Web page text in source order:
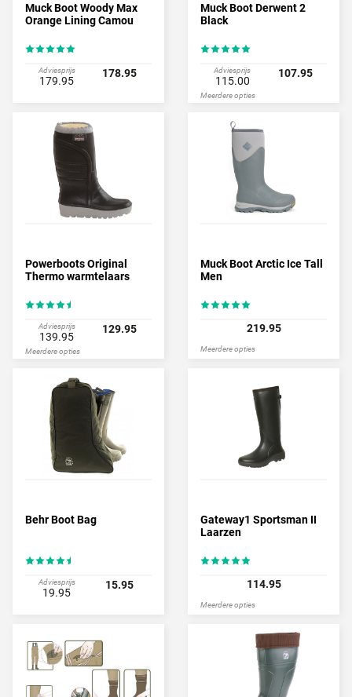
Muck Boot Woody Max
Orange Lining Camou
Adviesprijs
179.95
178.95
Muck Boot Derwent 2
Black
Adviesprijs
115.00
107.95
Meerdere opties
Powerboots Original
Thermo warmtelaars
Adviesprijs
139.95
129.95
Meerdere opties
Muck Boot Arctic Ice Tall
Men
219.95
Meerdere opties
Behr Boot Bag
Adviesprijs
19.95
15.95
Gateway1 Sportsman II
Laarzen
114.95
Meerdere opties